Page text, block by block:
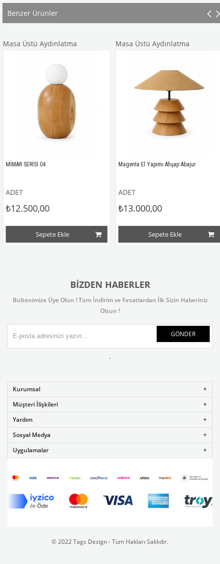
Benzer Ürünler
Üstü Aydınlatma
SERİSİ 04
Sepete Ekle
Masa Üstü Aydınlatma
Magenta El Yapımı Ahşap Abajur
ADET
₺13.000,00
Sepete Ekle
BIZDEN HABERLER
Bültenimize Üye Olun ! Tüm İndirim ve Fırsatlardan İlk Sizin Haberiniz
Olsun !
GÖNDER
.
Kurumsal
Müşteri İlişkileri
Yardım
Sosyal Medya
Uygulamalar
© 2022 Tags Design - Tüm Hakları Saklıdır.